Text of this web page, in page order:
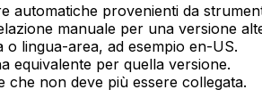
automatiche provenienti da
manuale per una versione
o lingua-area, ad esempio en-US.
equivalente per quella versione.
che non deve più essere collegata.